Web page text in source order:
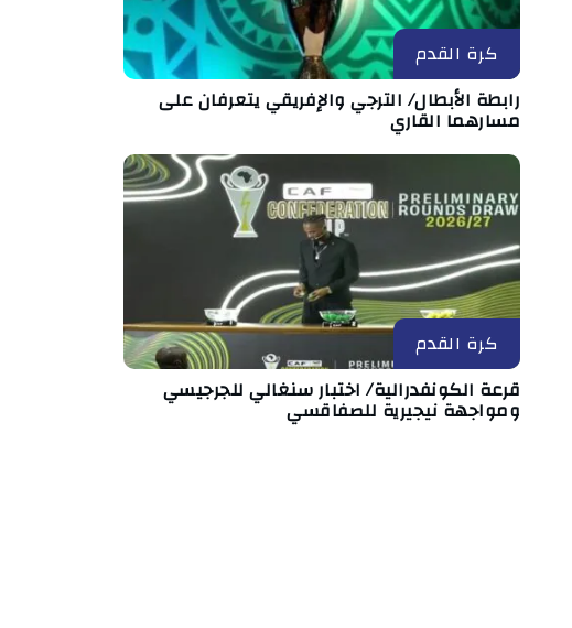
كرة القدم
رابطة الأبطال/ الترجي والإفريقي يتعرفان على
مسارهما القاري
كرة القدم
قرعة الكونفدرالية/ اختبار سنغالي للجرجيسي
ومواجهة نيجيرية للصفاقسي